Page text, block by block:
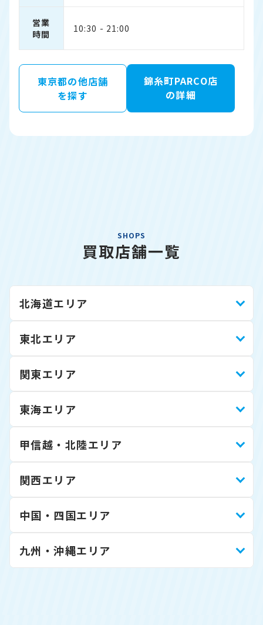
営業
時間
10:30 - 21:00
東京都の他店舗
を探す
錦糸町PARCO店
の詳細
SHOPS
買取店舗一覧
北海道エリア
東北エリア
関東エリア
東海エリア
甲信越・北陸エリア
関西エリア
中国・四国エリア
九州・沖縄エリア